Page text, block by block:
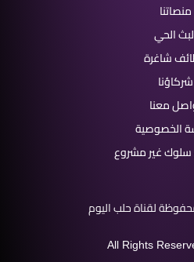
منصاتنا
الحي
شاغرة
شركاؤنا
معنا
الخصوصية
سلوك غير مشروع
لقناة حلب اليوم
All Rights